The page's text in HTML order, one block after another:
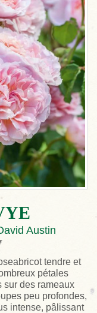
Austin
tendre et
pétales
sur des rameaux
peu profondes,
intense, pâlissant